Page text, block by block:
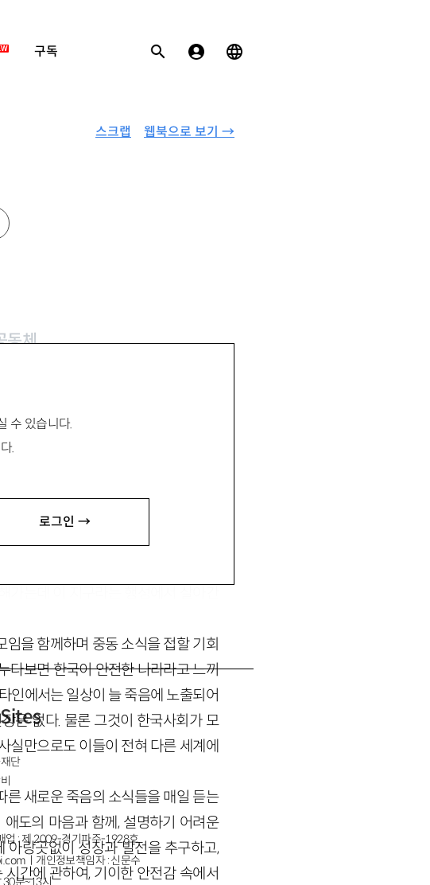
구독
웹북으로 보기 →
스크랩
수 있습니다.
.
로그인 →
동체
을 함께하며 중동 소식을 접할 기회
다보면 한국이 안전한 나라라고 느끼
인에서는 일상이 늘 죽음에 노출되어
은 없다. 물론 그것이 한국사회가 모
실만으로도 이들이 전혀 다른 세계에
새로운 죽음의 소식들을 매일 듣는
도의 마음과 함께, 설명하기 어려운
아랑곳없이 성장과 발전을 추구하고,
간에 관하여, 기이한 안전감 속에서
단
업 : 제 2009-경기파주-1928호
ㅣ개인정보책임자 : 신문수
30분~13시